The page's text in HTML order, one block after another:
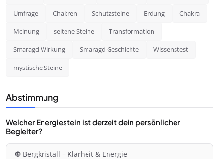
Umfrage Chakren Schutzsteine Erdung Chakra
Meinung seltene Steine Transformation
Smaragd Wirkung Smaragd Geschichte Wissenstest
mystische Steine
Abstimmung
Welcher Energiestein ist derzeit dein persönlicher
Begleiter?
🔘 Bergkristall – Klarheit & Energie